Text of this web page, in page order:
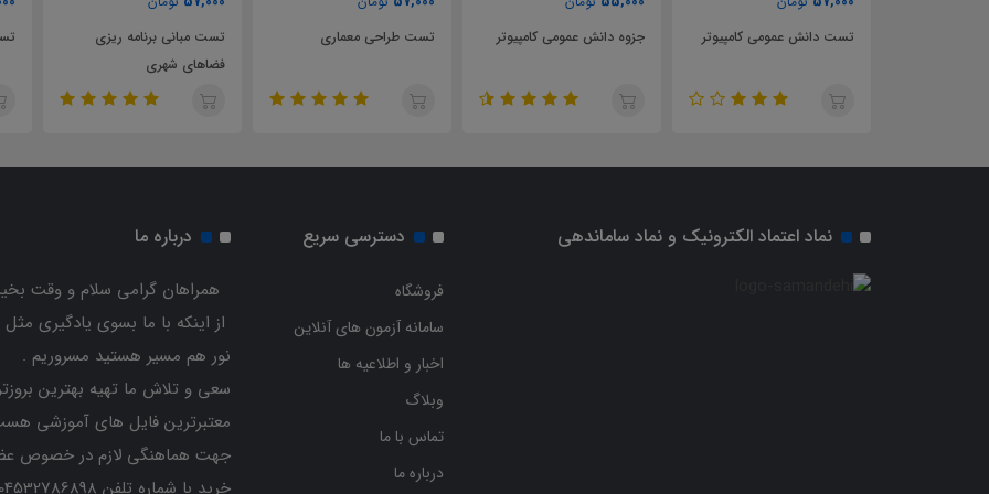
تست دانش عمومی کامپیوتر
جزوه دانش عمومی کامپیوتر
تست طراحی معماری
تست مبانی برنامه ریزی
فضاهای شهری
نماد اعتماد الکترونیک و نماد ساماندهی دسترسی سریع
فروشگاه
سامانه آزمون های آنلاین
اخبار و اطلاعیه ها
وبلاگ
تماس با ما
درباره ما
درباره ما
همراهان گرامی سلام و وقت
از اینکه با ما بسوی یادگیری
نور هم مسیر هستید مسروریم .
سعی و تلاش ما تهیه بهترین
معتبرترین فایل های آموزشی
جهت هماهنگی لازم در خصوص